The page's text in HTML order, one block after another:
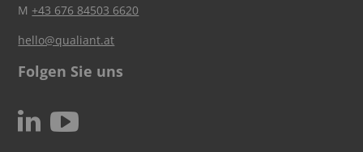
M+43 676 84503 6620
hello@qualiant.at
Folgen Sie uns
N c